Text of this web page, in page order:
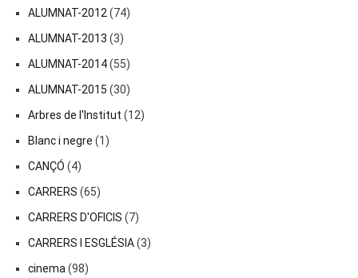
ALUMNAT-2012(74)
ALUMNAT-2013 (3)
ALUMNAT-2014(55)
ALUMNAT-2015 (30)
Arbres de l'Institut (12)
Blanc i negre (1)
CANÇÓ (4)
CARRERS (65)
CARRERS D'OFICIS (7)
CARRERS I ESGLÉSIA(3)
cinema(98)